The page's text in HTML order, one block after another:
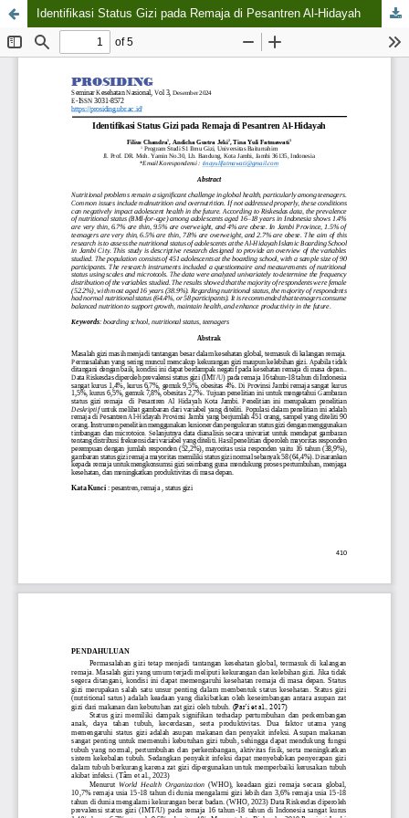
Identifikasi Status Gizi pada Remaja di Pesantren Al-Hidayah